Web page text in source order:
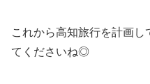
これから高知旅行を計画
てくださいね◎